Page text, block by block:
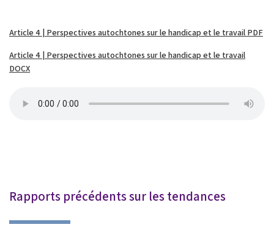
Article 4 | Perspectives autochtones sur le handicap et le travail PDF
Article 4 | Perspectives autochtones sur le handicap et le travail
DOCX
Rapports précédents sur les tendances